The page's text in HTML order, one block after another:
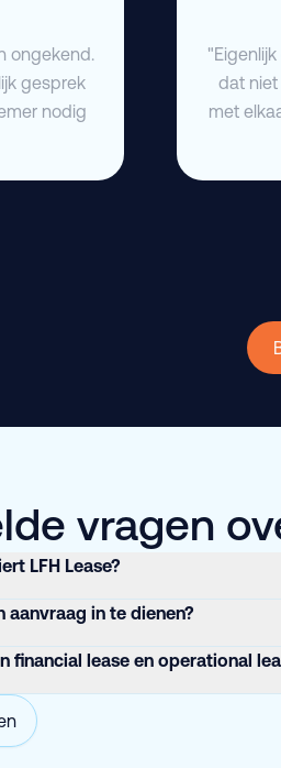
dat niet
met
ongekend.
gesprek
nodig
vragen
LFH Lease?
aanvraag in te dienen?
financial lease en operational